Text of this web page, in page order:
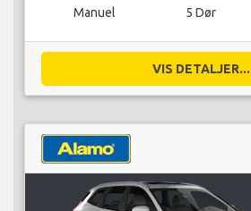
Manuel 5 Dør
VIS DETALJER...